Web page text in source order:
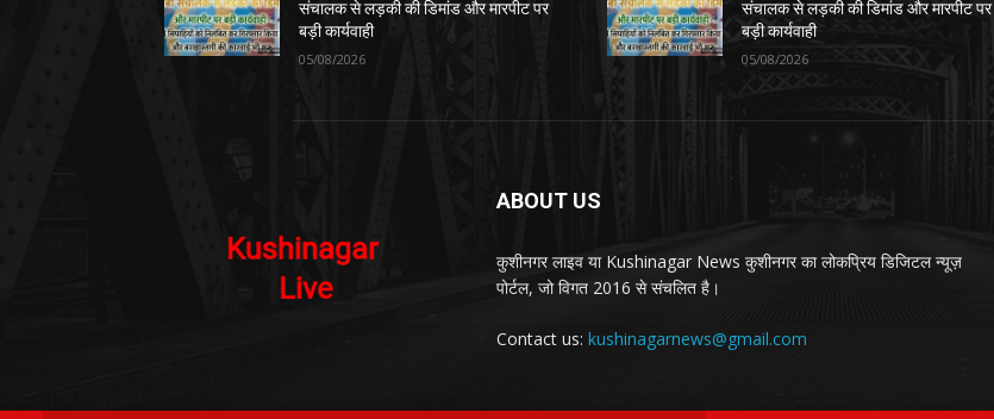
संचालक से लड़की की डिमांड और मारपीट पर
बड़ी कार्यवाही
05/08/2026
संचालक से लड़की की डिमांड और मारपीट पर
बड़ी कार्यवाही
05/08/2026
ABOUT US
कुशीनगर लाइव या Kushinagar News कुशीनगर का लोकप्रिय डिजिटल न्यूज़
पोर्टल, जो विगत 2016 से संचलित है।
Contact us: kushinagarnews@gmail.com